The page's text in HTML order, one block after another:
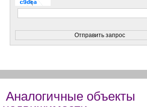
Аналогичные объекты